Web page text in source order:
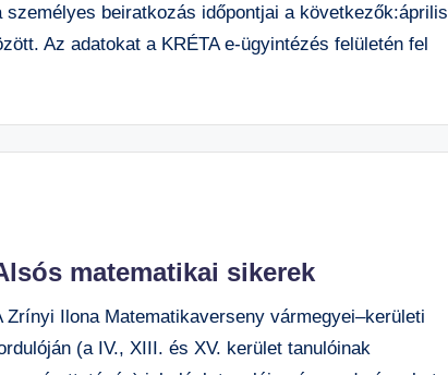
beiratkozás időpontjai a következők:április
Az adatokat a KRÉTA e-ügyintézés felületén fel
matematikai sikerek
Zrínyi Ilona Matematikaverseny vármegyei–kerületi
(a IV., XIII. és XV. kerület tanulóinak